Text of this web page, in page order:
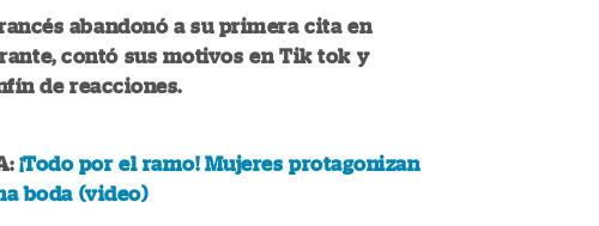
abandonó a su primera cita en
contó sus motivos en Tik tok y
de reacciones.
¡Todo por el ramo! Mujeres protagonizan
boda (video)